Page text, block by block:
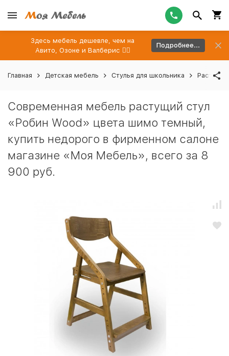
Здесь мебель дешевле, чем на
Авито, Озоне и Валберис 👉🏻
Подробнее...
Главная Детская мебель Стулья для школьника
Современная мебель растущий стул
«Робин Wood» цвета шимо темный,
купить недорого в фирменном салоне
магазине «Моя Мебель», всего за 8
900 руб.